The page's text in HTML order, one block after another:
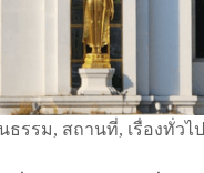
ธรรม, สถานที่, เรื่องทั่วไป